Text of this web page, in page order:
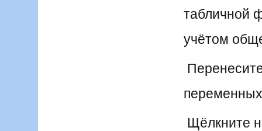
табличной
учётом
Щёлкните